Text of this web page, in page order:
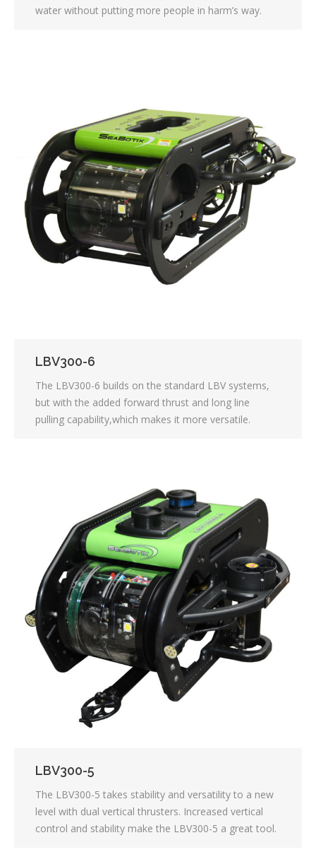
water without putting more people in harm’s way.
LBV300-6
The LBV300-6 builds on the standard LBV systems,
but with the added forward thrust and long line
pulling capability,which makes it more versatile.
LBV300-5
The LBV300-5 takes stability and versatility to a new
level with dual vertical thrusters. Increased vertical
control and stability make the LBV300-5 a great tool.